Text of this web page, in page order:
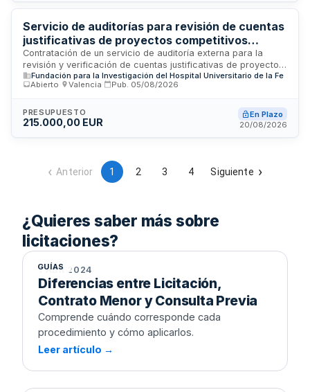
independientemente del pago previo de la prima.
Servicio de auditorías para revisión de cuentas
justificativas de proyectos competitivos
autonómicos, nacionales e internacionales
Contratación de un servicio de auditoría externa para la
revisión y verificación de cuentas justificativas de proyectos
competitivos financiados por organismos autonómicos,
nacionales e internacionales. El servicio incluye la
normativa de información financiera aplicable, abarcando
proyectos de infraestructuras científicas, innovación y otras
proyectos europeos y autonómicos, designando personal
cualificado y un agente de contacto directo con el
departamento de administración.
Fundación para la Investigación del Hospital Universitario de la Fe
Abierto
Valencia Pub. 05/08/2026
PRESUPUESTO
215.000,00 EUR
En Plazo
20/08/2026
Anterior 1 2 3 4 Siguiente
¿Quieres saber más sobre
licitaciones?
GUÍAS
Diferencias entre Licitación,
Contrato Menor y Consulta Previa
1 ABR 2024
Diferencias entre Licitación,
Contrato Menor y Consulta Previa
Comprende cuándo corresponde cada
procedimiento y cómo aplicarlos.
Leer artículo →
Cómo asegurar el cumplimiento de
los requisitos legales en licitaciones
públicas